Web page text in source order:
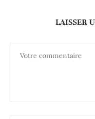
LAISSER